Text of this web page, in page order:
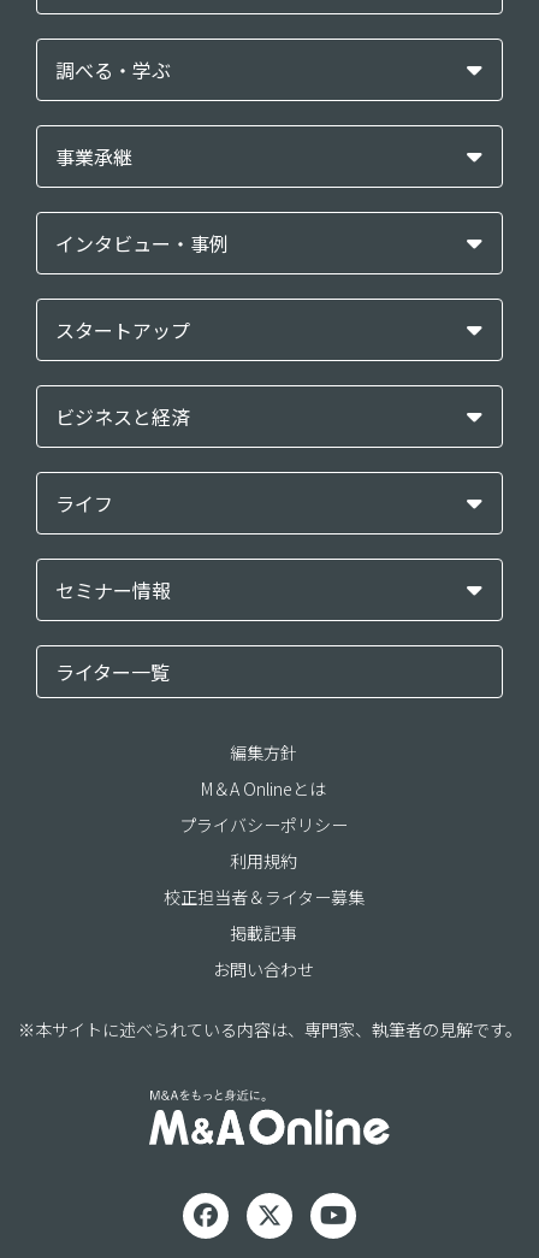
調べる・学ぶ
事業承継
インタビュー・事例
スタートアップ
ビジネスと経済
ライフ
セミナー情報
ライター一覧
編集方針
M＆A Onlineとは
プライバシーポリシー
利用規約
校正担当者＆ライター募集
掲載記事
お問い合わせ
※本サイトに述べられている内容は、専門家、執筆者の見解です。